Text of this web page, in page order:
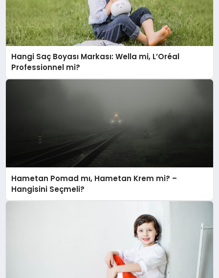
Hangi Saç Boyası Markası: Wella mi, L’Oréal
Professionnel mi?
Hametan Pomad mı, Hametan Krem mi? –
Hangisini Seçmeli?